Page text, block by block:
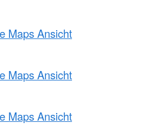
Maps Ansicht
Maps Ansicht
Maps Ansicht